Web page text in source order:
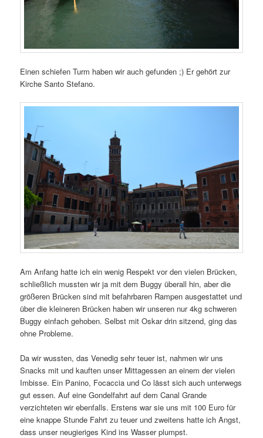
Einen schiefen Turm haben wir auch gefunden ;) Er gehört zur
Kirche Santo Stefano.
Am Anfang hatte ich ein wenig Respekt vor den vielen Brücken,
schließlich mussten wir ja mit dem Buggy überall hin, aber die
größeren Brücken sind mit befahrbaren Rampen ausgestattet und
über die kleineren Brücken haben wir unseren nur 4kg schweren
Buggy einfach gehoben. Selbst mit Oskar drin sitzend, ging das
ohne Probleme.
Da wir wussten, das Venedig sehr teuer ist, nahmen wir uns
Snacks mit und kauften unser Mittagessen an einem der vielen
Imbisse. Ein Panino, Focaccia und Co lässt sich auch unterwegs
gut essen. Auf eine Gondelfahrt auf dem Canal Grande
verzichteten wir ebenfalls. Erstens war sie uns mit 100 Euro für
eine knappe Stunde Fahrt zu teuer und zweitens hatte ich Angst,
dass unser neugieriges Kind ins Wasser plumpst.